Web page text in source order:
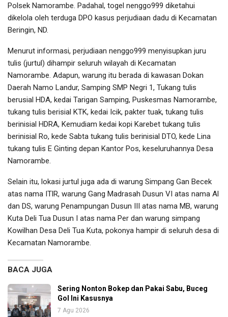
Polsek Namorambe. Padahal, togel nenggo999 diketahui
dikelola oleh terduga DPO kasus perjudiaan dadu di Kecamatan
Beringin, ND.
Menurut informasi, perjudiaan nenggo999 menyisupkan juru
tulis (jurtul) dihampir seluruh wilayah di Kecamatan
Namorambe. Adapun, warung itu berada di kawasan Dokan
Daerah Namo Landur, Samping SMP Negri 1, Tukang tulis
berusial HDA, kedai Tarigan Samping, Puskesmas Namorambe,
tukang tulis berisial KTK, kedai Icik, pakter tuak, tukang tulis
berinisial HDRA, Kemudiam kedai kopi Karebet tukang tulis
berinisial Ro, kede Sabta tukang tulis berinisial DTO, kede Lina
tukang tulis E Ginting depan Kantor Pos, keseluruhannya Desa
Namorambe.
Selain itu, lokasi jurtul juga ada di warung Simpang Gan Becek
atas nama ITlR, warung Gang Madrasah Dusun VI atas nama Al
dan DS, warung Penampungan Dusun III atas nama MB, warung
Kuta Deli Tua Dusun I atas nama Per dan warung simpang
Kowilhan Desa Deli Tua Kuta, pokonya hampir di seluruh desa di
Kecamatan Namorambe.
BACA JUGA
Sering Nonton Bokep dan Pakai Sabu, Buceg
Gol Ini Kasusnya
7 Agu 2026